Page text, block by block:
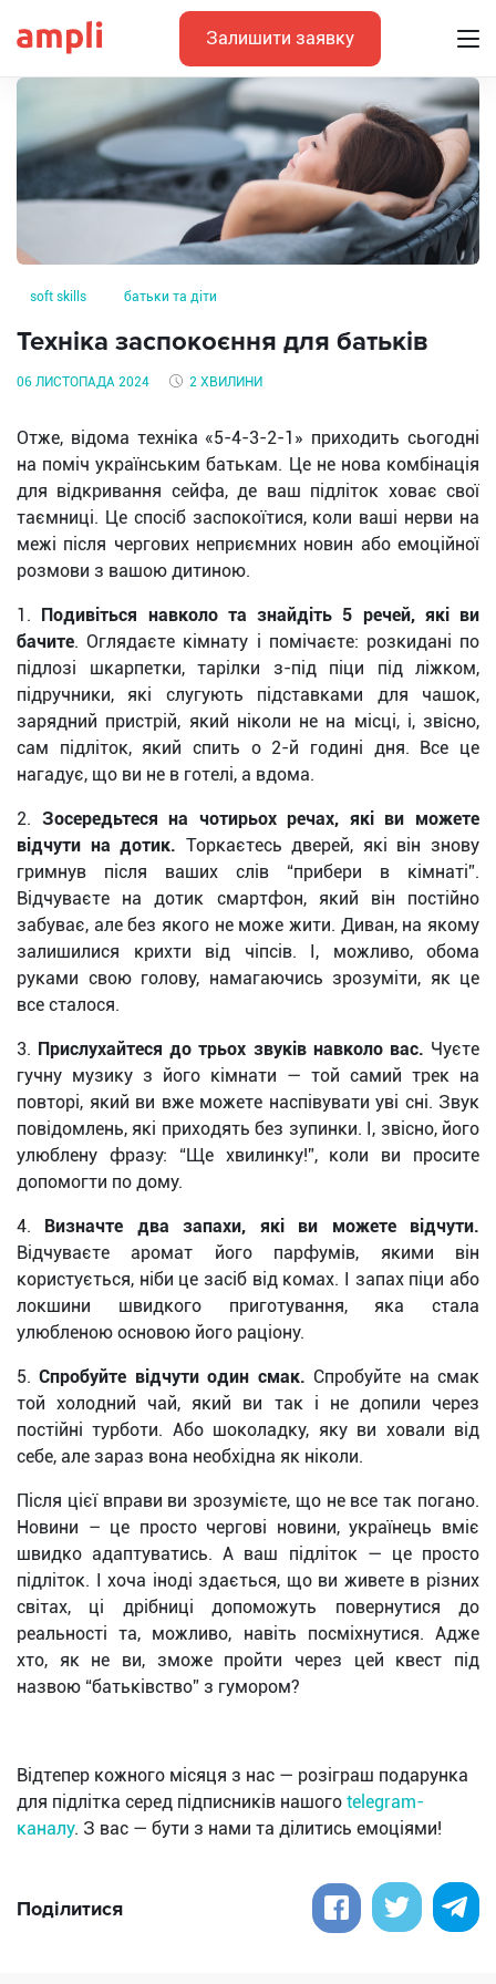
Залишити заявку
soft skills батьки та діти
Техніка заспокоєння для батьків
06 ЛИСТОПАДА 2024 2 ХВИЛИНИ
Отже, відома техніка «5-4-3-2-1» приходить сьогодні
на поміч українським батькам. Це не нова комбінація
для відкривання сейфа, де ваш підліток ховає свої
таємниці. Це спосіб заспокоїтися, коли ваші нерви на
межі після чергових неприємних новин або емоційної
розмови з вашою дитиною.
1.
Подивіться навколо та знайдіть 5 речей, які ви
бачите. Оглядаєте кімнату і помічаєте: розкидані по
підлозі шкарпетки, тарілки з-під піци під ліжком,
підручники, які слугують підставками для чашок,
зарядний пристрій, який ніколи не на місці, і, звісно,
сам підліток, який спить о 2-й годині дня. Все це
нагадує, що ви не в готелі, а вдома.
2. Зосередьтеся на чотирьох речах, які ви можете
відчути на дотик. Торкаєтесь дверей, які він знову
гримнув після ваших слів “прибери в кімнаті”.
Відчуваєте на дотик смартфон, який він постійно
забуває, але без якого не може жити. Диван, на якому
залишилися крихти від чіпсів. І, можливо, обома
руками свою голову, намагаючись зрозуміти, як це
все сталося.
3. Прислухайтеся до трьох звуків навколо вас. Чуєте
гучну музику з його кімнати — той самий трек на
повторі, який ви вже можете наспівувати уві сні. Звук
повідомлень, які приходять без зупинки. І, звісно, його
улюблену фразу: “Ще хвилинку!”, коли ви просите
допомогти по дому.
4.
Визначте два запахи, які ви можете відчути.
Відчуваєте аромат його парфумів, якими він
користується, ніби це засіб від комах. І запах піци або
локшини швидкого приготування, яка стала
улюбленою основою його раціону.
5.Спробуйте відчути один смак. Спробуйте на смак
той холодний чай, який ви так і не допили через
постійні турботи. Або шоколадку, яку ви ховали від
себе, але зараз вона необхідна як ніколи.
Після цієї вправи ви зрозумієте, що не все так погано.
Новини – це просто чергові новини, українець вміє
швидко адаптуватись. А ваш підліток — це просто
підліток. І хоча іноді здається, що ви живете в різних
світах, ці дрібниці допоможуть повернутися до
реальності та, можливо, навіть посміхнутися. Адже
хто, як не ви, зможе пройти через цей квест під
назвою “батьківство” з гумором?
Відтепер кожного місяця з нас — розіграш подарунка
для підлітка серед підписників нашого telegram-
каналу. З вас — бути з нами та ділитись емоціями!
Поділитися